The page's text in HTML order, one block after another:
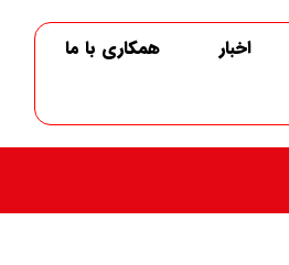
اخبار
همکاری با ما